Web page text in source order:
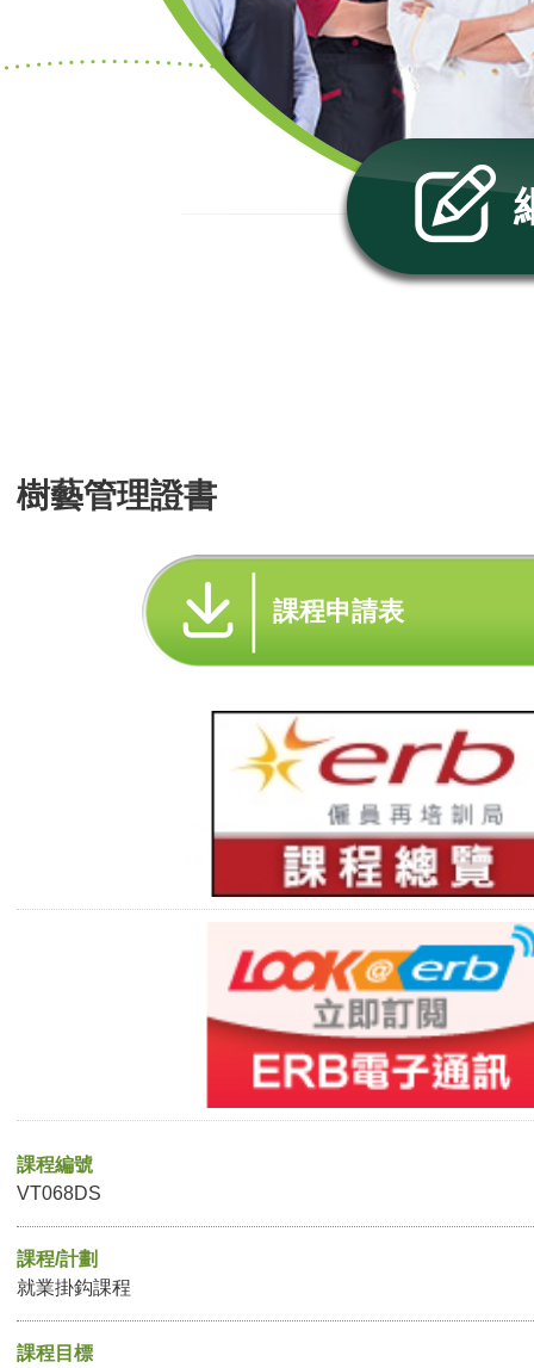
樹藝管理證書
課程申請表
課程編號
VT068DS
課程/計劃
就業掛鈎課程
課程目標